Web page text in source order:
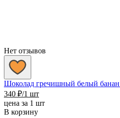
Нет отзывов
Шоколад гречишный белый банан
340 ₽/1 шт
цена за 1 шт
В корзину